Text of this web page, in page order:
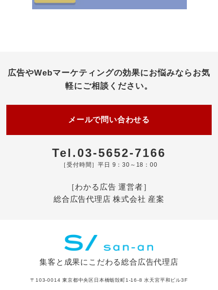
広告やWebマーケティングの効果にお悩みなら お気
軽にご相談ください。
メールで問い合わせる
Tel.03-5652-7166
［受付時間］平日 9：30～18：00
［わかる広告 運営者］
総合広告代理店 株式会社 産案
集客と成果にこだわる総合広告代理店
〒103-0014 東京都中央区日本橋蛎殻町1-16-8 水天宮平和ビル3F